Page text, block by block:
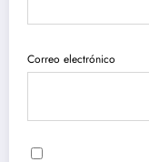
Correo electrónico